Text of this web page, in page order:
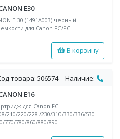
E30
E-30 (1491A003) черный
для Canon FC/PC
В корзину
товара: 506574
Наличие:
E16
для Canon FC-
210/220/228 /230/310/330/336/530
770/780/860/880/890